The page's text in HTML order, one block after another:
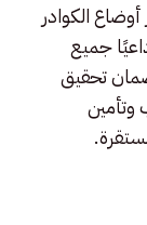
الكوادر
جميع
تحقيق
وتأمين